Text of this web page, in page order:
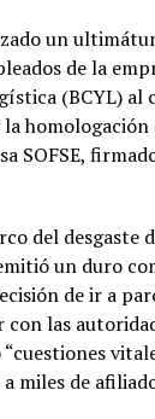
un
de la
(BCYL) al
SOFSE,
del desgaste
un duro
de ir a
las
miles de